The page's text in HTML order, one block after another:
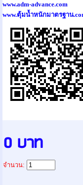
www.adm-advance.com
www.ตุ้มน้ำหนักมาตรฐาน
0 บาท
จำนวน: